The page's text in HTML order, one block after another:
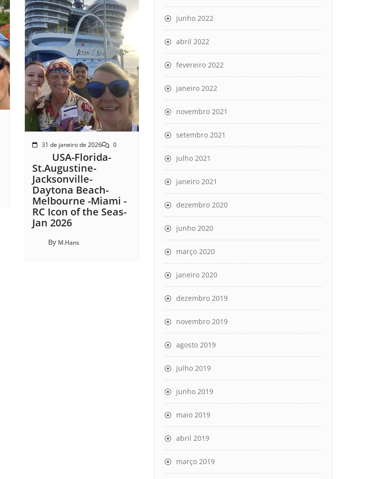
31 de janeiro de 2026 0
USA-Florida-
St.Augustine-
Jacksonville-
Daytona Beach-
Melbourne -Miami -
RC Icon of the Seas-
Jan 2026
By M.Hans
junho 2022
abril 2022
fevereiro 2022
janeiro 2022
novembro 2021
setembro 2021
julho 2021
janeiro 2021
dezembro 2020
junho 2020
março 2020
janeiro 2020
dezembro 2019
novembro 2019
agosto 2019
julho 2019
junho 2019
maio 2019
abril 2019
março 2019